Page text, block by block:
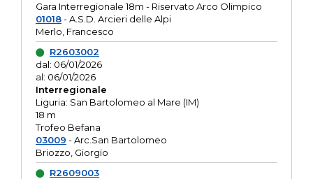
Gara Interregionale 18m - Riservato Arco Olimpico
01018- A.S.D. Arcieri delle Alpi
Merlo, Francesco
R2603002
dal: 06/01/2026
al: 06/01/2026
Interregionale
Liguria: San Bartolomeo al Mare (IM)
18 m
Trofeo Befana
03009 - Arc.San Bartolomeo
Briozzo, Giorgio
R2609003